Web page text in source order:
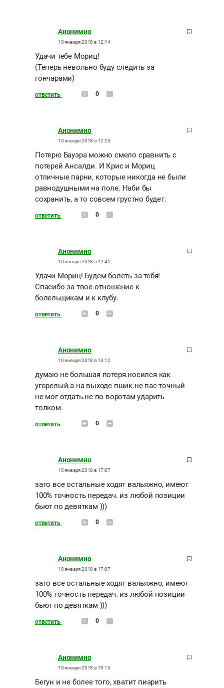
Анонимно
10 января 2018 в 12:14
Удачи тебе Мориц!
(Теперь невольно буду следить за
гончарами)
ответить 0
Анонимно
10 января 2018 в 12:25
Потерю Бауэра можно смело сравнить с
потерей Ансалди. И Крис и Мориц
отличные парни, которые никогда не были
равнодушными на поле. Наби бы
сохранить, а то совсем грустно будет.
ответить 0
Анонимно
10 января 2018 в 12:41
Удачи Мориц! Будем болеть за тебя!
Спасибо за твое отношение к
болельщикам и к клубу.
ответить 0
Анонимно
10 января 2018 в 13:12
думаю не большая потеря.носился как
угорелый.а на выходе пшик.не пас точный
не мог отдать.не по воротам ударить
толком.
ответить 0
Анонимно
10 января 2018 в 17:07
зато все остальные ходят вальяжно, имеют
100% точность передач. из любой позиции
бьют по девяткам )))
ответить 0
Анонимно
10 января 2018 в 17:07
зато все остальные ходят вальяжно, имеют
100% точность передач. из любой позиции
бьют по девяткам )))
ответить 0
Анонимно
10 января 2018 в 19:15
Бегун и не более того, хватит пиарить